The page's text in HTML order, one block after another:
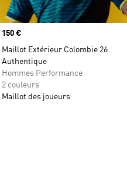
Prix
150 €
Maillot Extérieur Colombie 26
Authentique
Hommes Performance
2 couleurs
Maillot des joueurs